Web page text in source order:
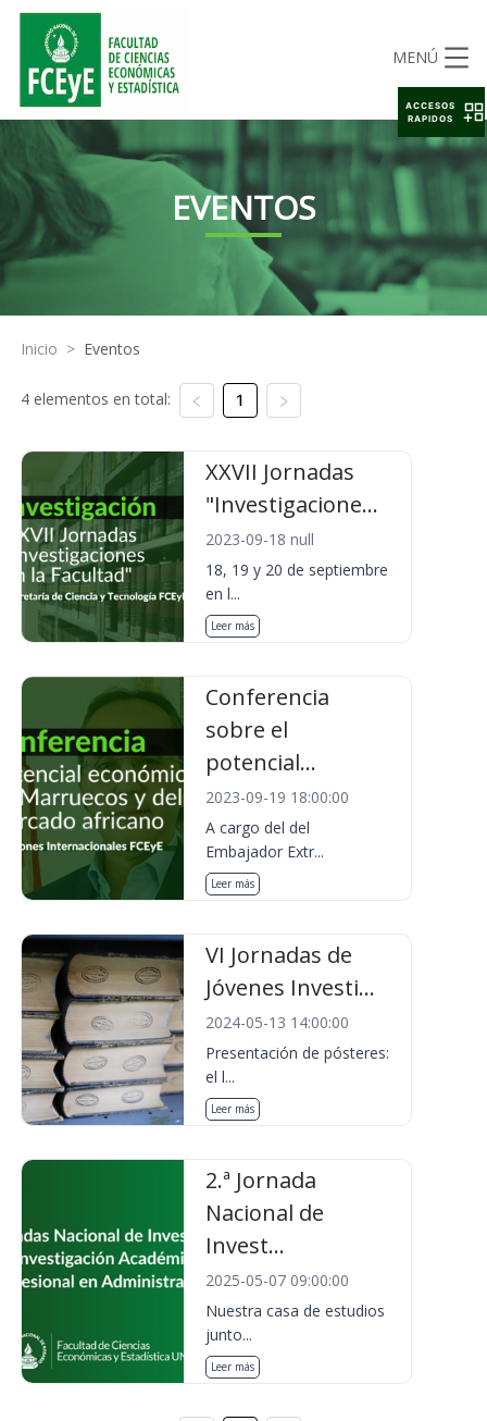
MENÚ
EVENTOS
Inicio > Eventos
4 elementos en total: 1
XXVII Jornadas
"Investigacione...
2023-09-18 null
18, 19 y 20 de septiembre
en l...
Leer más
Conferencia
sobre el
potencial...
2023-09-19 18:00:00
A cargo del del
Embajador Extr...
Leer más
VI Jornadas de
Jóvenes Investi...
2024-05-13 14:00:00
Presentación de pósteres:
el l...
Leer más
2.ª Jornada
Nacional de
Invest...
2025-05-07 09:00:00
Nuestra casa de estudios
junto...
Leer más
ACCESOS
RAPIDOS